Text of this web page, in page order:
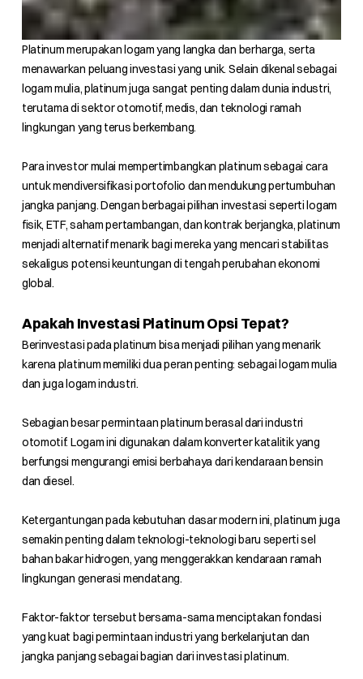
Platinum merupakan logam yang langka dan berharga, serta
menawarkan peluang investasi yang unik. Selain dikenal sebagai
logam mulia, platinum juga sangat penting dalam dunia industri,
terutama di sektor otomotif, medis, dan teknologi ramah
lingkungan yang terus berkembang.
Para investor mulai mempertimbangkan platinum sebagai cara
untuk mendiversifikasi portofolio dan mendukung pertumbuhan
jangka panjang. Dengan berbagai pilihan investasi seperti logam
fisik, ETF, saham pertambangan, dan kontrak berjangka, platinum
menjadi alternatif menarik bagi mereka yang mencari stabilitas
sekaligus potensi keuntungan di tengah perubahan ekonomi
global.
Apakah Investasi Platinum Opsi Tepat?
Berinvestasi pada platinum bisa menjadi pilihan yang menarik
karena platinum memiliki dua peran penting: sebagai logam mulia
dan juga logam industri.
Sebagian besar permintaan platinum berasal dari industri
otomotif. Logam ini digunakan dalam konverter katalitik yang
berfungsi mengurangi emisi berbahaya dari kendaraan bensin
dan diesel.
Ketergantungan pada kebutuhan dasar modern ini, platinum juga
semakin penting dalam teknologi-teknologi baru seperti sel
bahan bakar hidrogen, yang menggerakkan kendaraan ramah
lingkungan generasi mendatang.
Faktor-faktor tersebut bersama-sama menciptakan fondasi
yang kuat bagi permintaan industri yang berkelanjutan dan
jangka panjang sebagai bagian dari investasi platinum.